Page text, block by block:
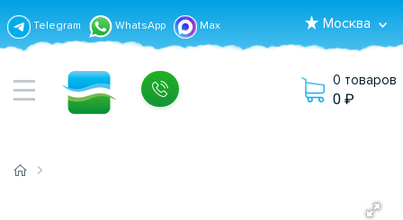
Telegram WhatsApp Max Москва
0 товаров
0